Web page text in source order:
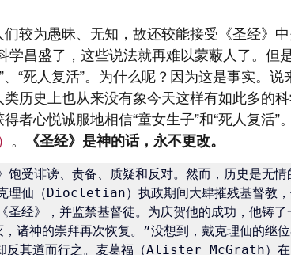
较为愚昧、无知，故还较能接受《圣经》中
学昌盛了，这些说法就再难以蒙蔽人了。但
、“死人复活”。为什么呢？因为这是事实。
历史上也从来没有象今天这样有如此多的
者心悦诚服地相信“童女生子”和“死人复活”。
。 《圣经》是神的话，永不更改。
饱受诽谤、责备、质疑和反对。然而，历史是无
理仙（Diocletian）执政期间大肆摧残基督教
圣经》，并监禁基督徒。为庆贺他的成功，他铸
诸神的崇拜再次恢复。”没想到，戴克理仙的继
其道而行之。麦葛福（Alister McGrath）在